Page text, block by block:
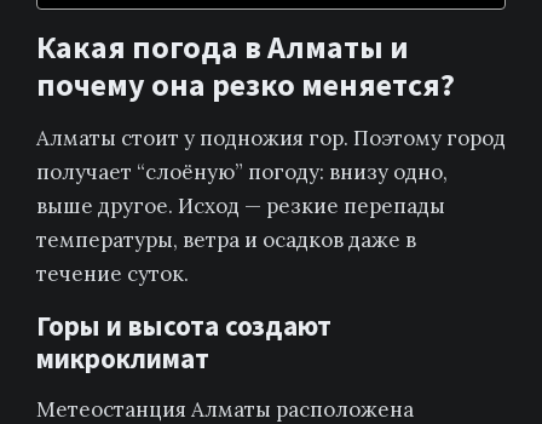
Какая погода в Алматы и
почему она резко меняется?
Алматы стоит у подножия гор. Поэтому город
получает “слоёную” погоду: внизу одно,
выше другое. Исход — резкие перепады
температуры, ветра и осадков даже в
течение суток.
Горы и высота создают
микроклимат
Метеостанция Алматы расположена